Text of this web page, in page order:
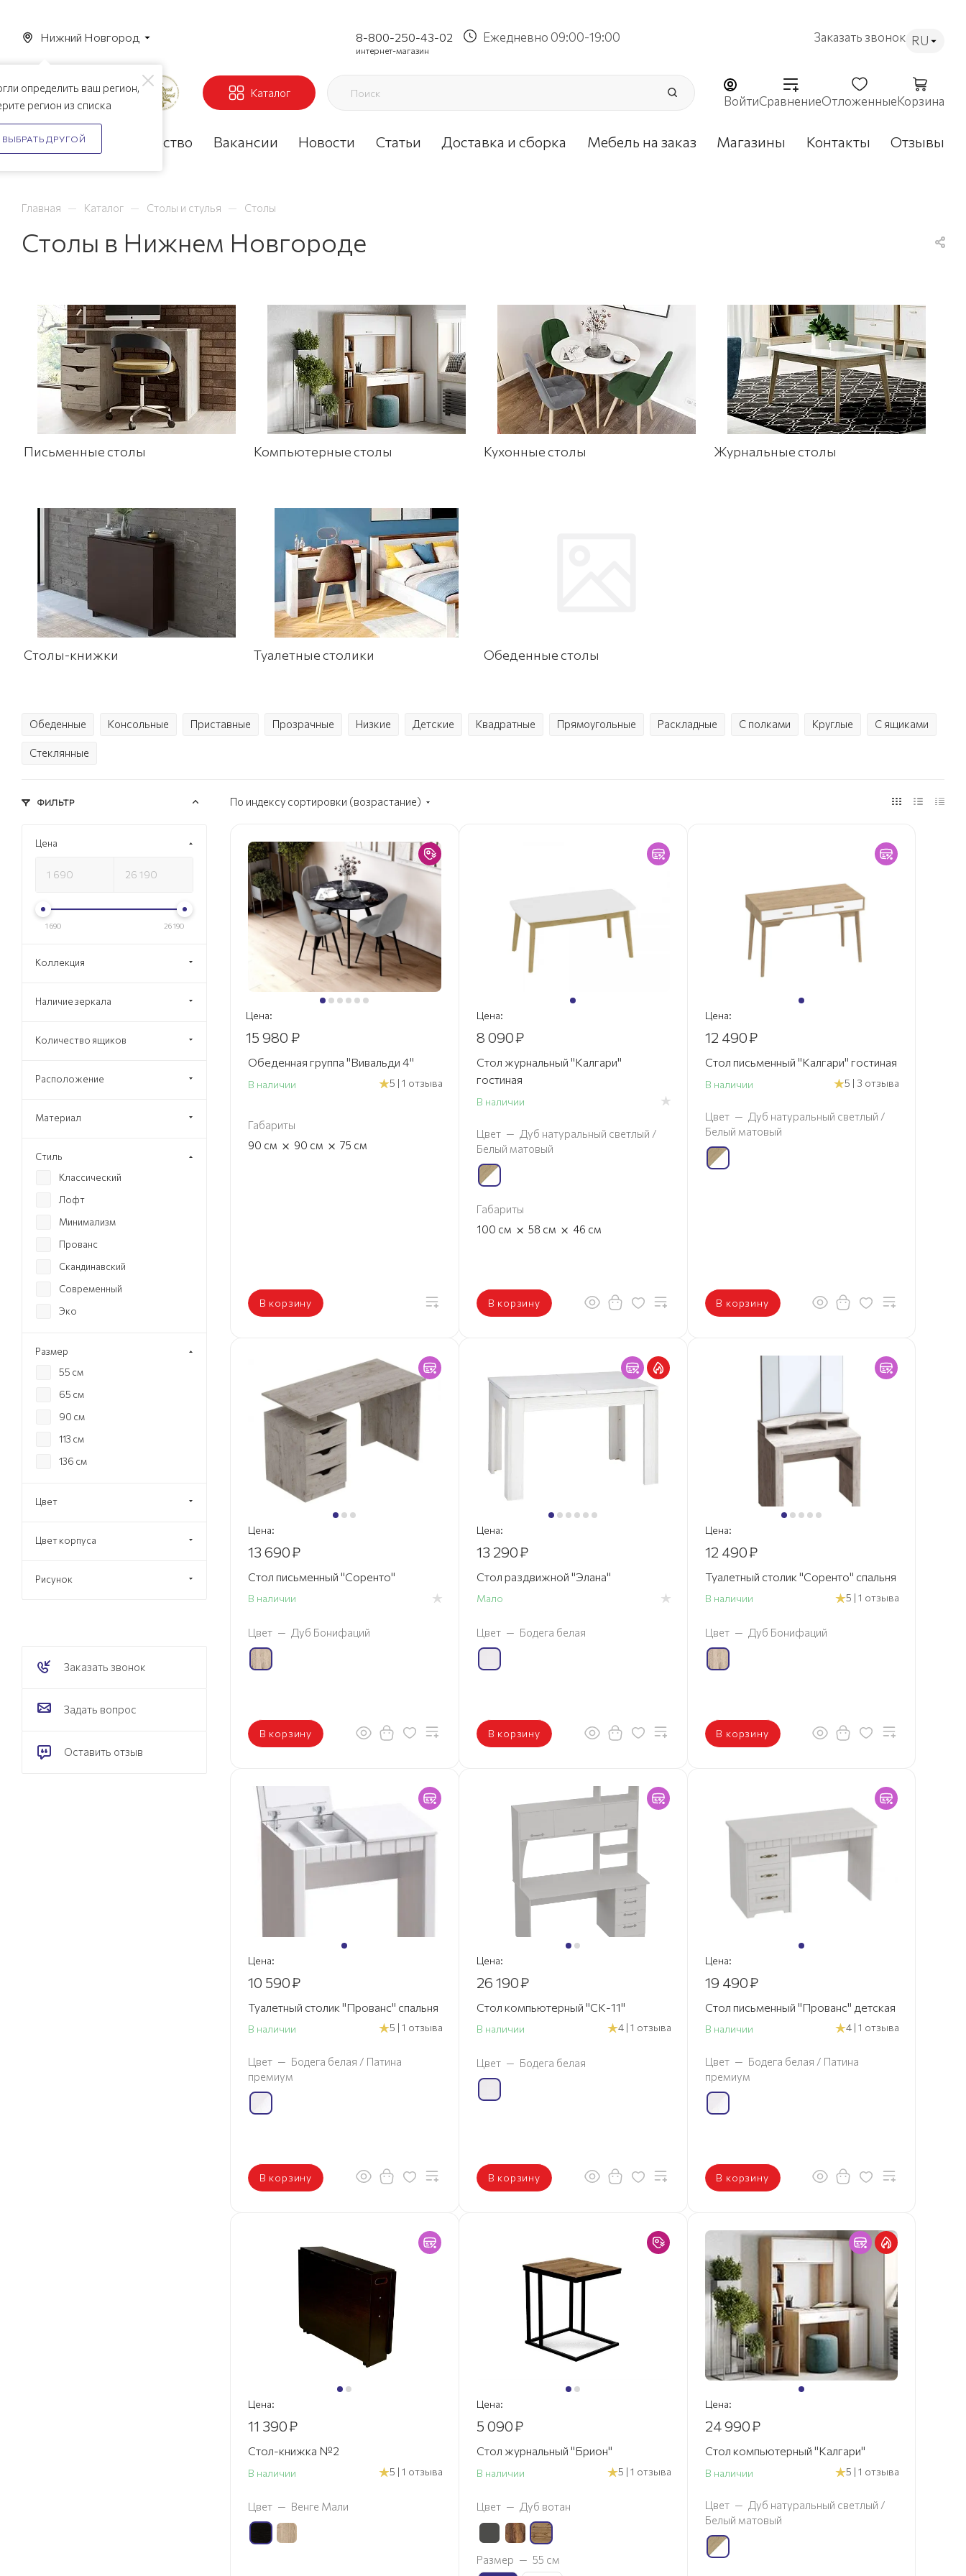
Нижний Новгород
определить ваш регион,
регион из списка
ВЫБРАТЬ ДРУГОЙ
8-800-250-43-02
интернет-магазин
Ежедневно 09:00-19:00 Заказать звонок RU
Каталог
ВойтиСравнениеОтложенныеКорзина
Акции Партнерство Вакансии Новости Статьи Доставка и сборка Мебель на заказ Магазины Контакты Отзывы
Главная — Каталог — Столы и стулья — Столы
Столы в Нижнем Новгороде
Письменные столы Компьютерные столы Кухонные столы Журнальные столы
Столы-книжки Туалетные столики Обеденные столы
Обеденные Консольные Приставные Прозрачные Низкие Детские Квадратные Прямоугольные Раскладные С полками Круглые С ящиками
Стеклянные
По индексу сортировки (возрастание)
Цена:
15 980 ₽
Обеденная группа "Вивальди 4"
В наличии 5 | 1 отзыва
Габариты
90 см × 90 см × 75 см
В корзину
Цена:
8 090₽
Стол журнальный "Калгари"
гостиная
В наличии
Цвет — Дуб натуральный светлый /
Белый матовый
Габариты
100 см × 58 см × 46 см
В корзину
Цена:
12 490₽
Стол письменный "Калгари" гостиная
В наличии 5 | 3 отзыва
Цвет — Дуб натуральный светлый /
Белый матовый
В корзину
Цена:
13 690₽
Стол письменный "Соренто"
В наличии
Цвет — Дуб Бонифаций
В корзину
Цена:
13 290₽
Стол раздвижной "Элана"
Мало
Цвет — Бодега белая
В корзину
Цена:
12 490₽
Туалетный столик "Соренто" спальня
В наличии 5 | 1 отзыва
Цвет — Дуб Бонифаций
В корзину
Цена:
10 590₽
Туалетный столик "Прованс" спальня
В наличии 5 | 1 отзыва
Цвет — Бодега белая / Патина
премиум
В корзину
Цена:
26 190₽
Стол компьютерный "СК-11"
В наличии 4 | 1 отзыва
Цвет — Бодега белая
В корзину
Цена:
19 490₽
Стол письменный "Прованс" детская
В наличии 4 | 1 отзыва
Цвет — Бодега белая / Патина
премиум
В корзину
Цена:
11 390₽
Стол-книжка №2
В наличии 5 | 1 отзыва
Цвет — Венге Мали
Цена:
5 090₽
Стол журнальный "Брион"
В наличии 5 | 1 отзыва
Цвет — Дуб вотан
Размер — 55 см
Цена:
24 990₽
Стол компьютерный "Калгари"
В наличии 5 | 1 отзыва
Цвет — Дуб натуральный светлый /
Белый матовый
ФИЛЬТР
Цена
1 690 26 190
Коллекция
Наличие зеркала
Количество ящиков
Расположение
Материал
Стиль
Классический
Лофт
Минимализм
Прованс
Скандинавский
Современный
Эко
Размер
55 см
65 см
90 см
113 см
136 см
Цвет
Цвет корпуса
Рисунок
Заказать звонок
Задать вопрос
Оставить отзыв